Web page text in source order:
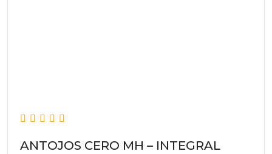
ANTOJOS CERO MH – INTEGRAL